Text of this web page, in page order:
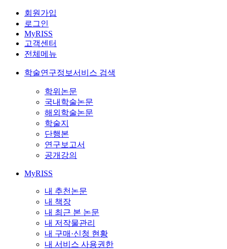
회원가입
로그인
MyRISS
고객센터
전체메뉴
학술연구정보서비스 검색
학위논문
국내학술논문
해외학술논문
학술지
단행본
연구보고서
공개강의
MyRISS
내 추천논문
내 책장
내 최근 본 논문
내 저작물관리
내 구매·신청 현황
내 서비스 사용권한